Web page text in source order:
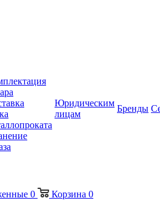
Юридическим
лицам
Бренды
0 Корзина 0